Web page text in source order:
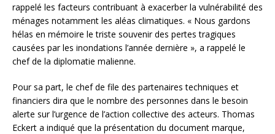
rappelé les facteurs contribuant à exacerber la vulnérabilité des
ménages notamment les aléas climatiques. « Nous gardons
hélas en mémoire le triste souvenir des pertes tragiques
causées par les inondations l’année dernière », a rappelé le
chef de la diplomatie malienne.
Pour sa part, le chef de file des partenaires techniques et
financiers dira que le nombre des personnes dans le besoin
alerte sur l’urgence de l’action collective des acteurs. Thomas
Eckert a indiqué que la présentation du document marque,